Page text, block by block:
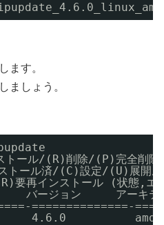
ます。
ましょう。
ール/(R)削除/(P)完全削
ール済/(C)設定/(U)展開/
再インストール (状態,エ
バージョン     アーキテ
==============-
4.6.0